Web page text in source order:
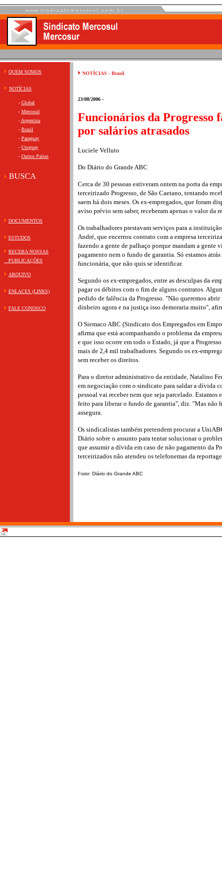
QUEM SOMOS
NOTÍCIAS
- Global
- Mercosul
- Argentina
- Brasil
- Paraguay
- Uruguay
- Outros Países
BUSCA
DOCUMENTOS
ESTUDOS
RECEBA NOSSAS
PUBLICAÇÕES
ARQUIVO
ENLACES (LINKS)
FALE CONOSCO
NOTÍCIAS - Brasil
23/08/2006 -
Funcionários da Progresso
por salários atrasados
Luciele Velluto
Do Diário do Grande ABC
Cerca de 30 pessoas estiveram ontem na porta da
terceirizado Progresso, de São Caetano, tentando
saem há dois meses. Os ex-empregados, que foram
aviso prévio sem saber, receberam apenas o valor da
Os trabalhadores prestavam serviços para a
André, que encerrou contrato com a empresa
fazendo a gente de palhaço porque mandam a gente
pagamento nem o fundo de garantia. Só estamos
funcionária, que não quis se identificar.
Segundo os ex-empregados, entre as desculpas da
pagar os débitos com o fim de alguns contratos.
pedido de falência da Progresso. "Não queremos
dinheiro agora e na justiça isso demoraria muito",
O Siemaco ABC (Sindicato dos Empregados em
afirma que está acompanhando o problema da
e que isso ocorre em todo o Estado, já que a
mais de 2,4 mil trabalhadores. Segundo os ex-
sem receber os direitos.
Para o diretor administrativo da entidade, Natalino
em negociação com o sindicato para saldar a dívida
pessoal vai receber nem que seja parcelado. Estamos
feito para liberar o fundo de garantia", diz. "Mas não
assegura.
Os sindicalistas também pretendem procurar a
Diário sobre o assunto para tentar solucionar o
que assumir a dívida em caso de não pagamento da
terceirizados não atendeu os telefonemas da
Fonte: Diário do Grande ABC